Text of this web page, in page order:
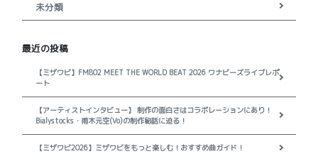
未分類
最近の投稿
【ミザワビ】FM802 MEET THE WORLD BEAT 2026 ワナビーズライブレポ
ート
【アーティストインタビュー】 制作の面白さはコラボレーションにあり！
Bialystocks・甫木元空(Vo)の制作秘話に迫る！
【ミザワビ2026】ミザワビをもっと楽しむ！おすすめ曲ガイド！